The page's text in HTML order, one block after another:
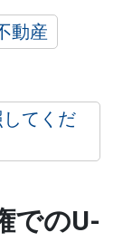
動産
てくだ
でのU-